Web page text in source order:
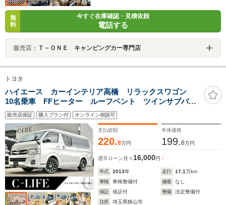
無
料
今すぐ在庫確認・見積依頼
電話する
販売店： Ｔ－ＯＮＥ キャンピングカー専門店
トヨタ
ハイエース カーインテリア高橋 リラックスワゴン
10名乗車 FFヒーター ルーフベント ツインサブバッ
テリー 1500Wインバーター 外部充電 走行充電 リ
アクーラー リアヒーター アルミ17インチホイール
ETC ミラー型前後ドラレコ バンコン
販売店保証 購入プラン付 オンライン相談可
支払総額
220.8万円
本体価格
199.8万円
通常ローン 月々 16,000円
年式 2013年 走行 17.1万km
車検
車検整備付 修復
なし
保証
保証付 整備
法定整備付
住所
埼玉県狭山市